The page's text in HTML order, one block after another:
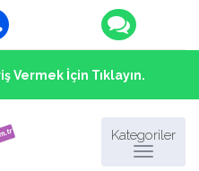
Vermek İçin Tıklayın.
Kategoriler